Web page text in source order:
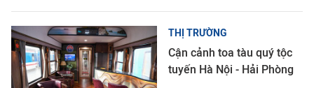
THỊ TRƯỜNG
Cận cảnh toa tàu quý tộc
tuyến Hà Nội - Hải Phòng